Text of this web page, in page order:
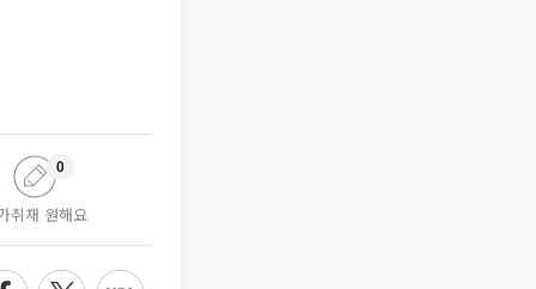
취재 원해요
0